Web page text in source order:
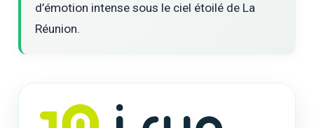
d’émotion intense sous le ciel étoilé de La
Réunion.